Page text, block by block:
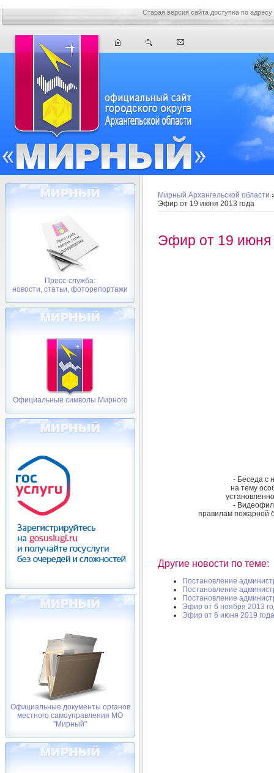
Старая версия сайта доступна по адресу
Пресс-служба:
новости, статьи, фоторепортажи
Официальные символы Мирного
Официальные документы органов
местного самоуправления МО
"Мирный"
Мирный Архангельской области
Эфир от 19 июня 2013 года
Эфир от 19 июня
- Беседа с
на тему
-
правилам пожарной
Другие новости по теме:
Постановление
Постановление
Постановление
Эфир от 6 ноября 2013
Эфир от 6 июня 2019 года